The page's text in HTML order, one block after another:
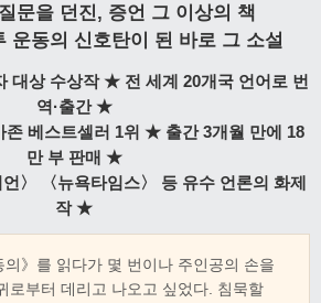
문을 던진, 증언 그 이상의 책
운동의 신호탄이 된 바로 그 소설
대상 수상작 ★ 전 세계 20개국 언어로 번
역·출간 ★
베스트셀러 1위 ★ 출간 3개월 만에 18
만 부 판매 ★
〉 〈뉴욕타임스〉 등 유수 언론의 화제
작 ★
의》를 읽다가 몇 번이나 주인공의 손을
로부터 데리고 나오고 싶었다. 침묵할